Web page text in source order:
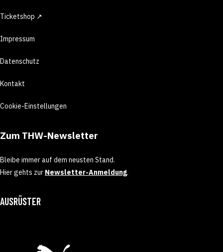
Ticketshop ↗
Impressum
Datenschutz
Kontakt
Cookie-Einstellungen
Zum THW-Newsletter
Bleibe immer auf dem neusten Stand.
Hier gehts zur Newsletter-Anmeldung.
AUSRÜSTER